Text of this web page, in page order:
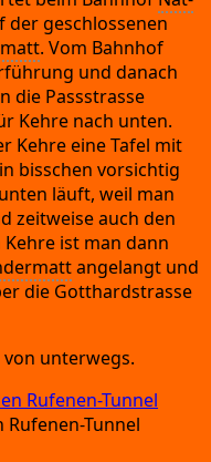
geschlos­se­nen
. Vom Bahn­hof
und danach
die Pass­stras­se
Keh­re nach unten.
Keh­re eine Tafel mit
biss­chen vor­sich­tig
läuft, weil man
zeit­wei­se auch den
ist man dann
ange­langt und
die Gott­hard­stras­se
unterwegs.
Rufenen-Tunnel